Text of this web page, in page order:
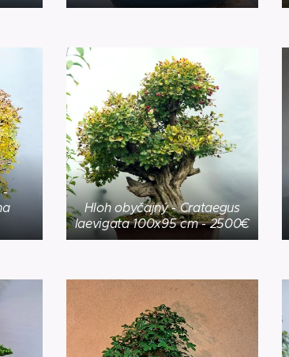
-
Hloh obyčajný - Crataegus
laevigata 100x95 cm - 2500€